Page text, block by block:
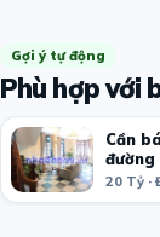
Gợi ý tự động
Phù hợp với
Cần